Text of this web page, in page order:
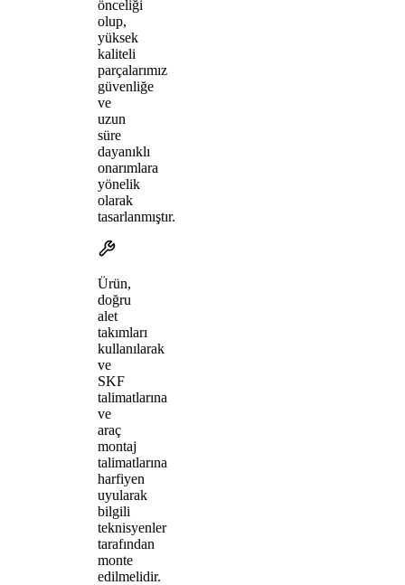
önceliği
olup,
yüksek
kaliteli
parçalarımız
güvenliğe
ve
uzun
süre
dayanıklı
onarımlara
yönelik
olarak
tasarlanmıştır.
Ürün,
doğru
alet
takımları
kullanılarak
ve
SKF
talimatlarına
ve
araç
montaj
talimatlarına
harfiyen
uyularak
bilgili
teknisyenler
tarafından
monte
edilmelidir.